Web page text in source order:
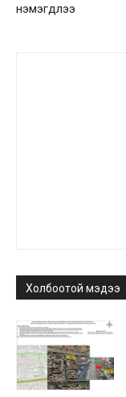
нэмэгдлээ
Холбоотой мэдээ